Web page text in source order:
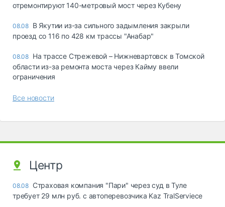
отремонтируют 140-метровый мост через Кубену
08.08 В Якутии из-за сильного задымления закрыли
проезд со 116 по 428 км трассы "Анабар"
08.08 На трассе Стрежевой – Нижневартовск в Томской
области из-за ремонта моста через Кайму ввели
ограничения
Все новости
Центр
08.08 Страховая компания "Пари" через суд в Туле
требует 29 млн руб. с автоперевозчика Kaz TralServiece